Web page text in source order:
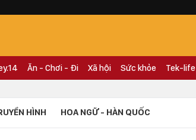
Ăn - Chơi - Đi Xã hội Sức khỏe Tek-life
HÌNH HOA NGỮ - HÀN QUỐC